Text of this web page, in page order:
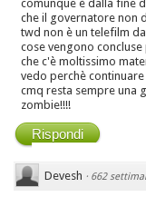
comunque è dalla fine
che il governatore non
twd non è un telefilm
cose vengono
che c'è moltissimo
vedo perchè
cmq resta sempre una
zombie!!!!
Rispondi
Devesh · 662